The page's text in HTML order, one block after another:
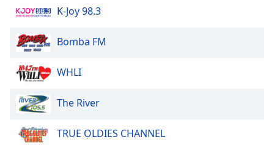
Opacity
Font
Edge
K-Joy 98.3
Bomba FM
WHLI
The River
TRUE OLDIES CHANNEL